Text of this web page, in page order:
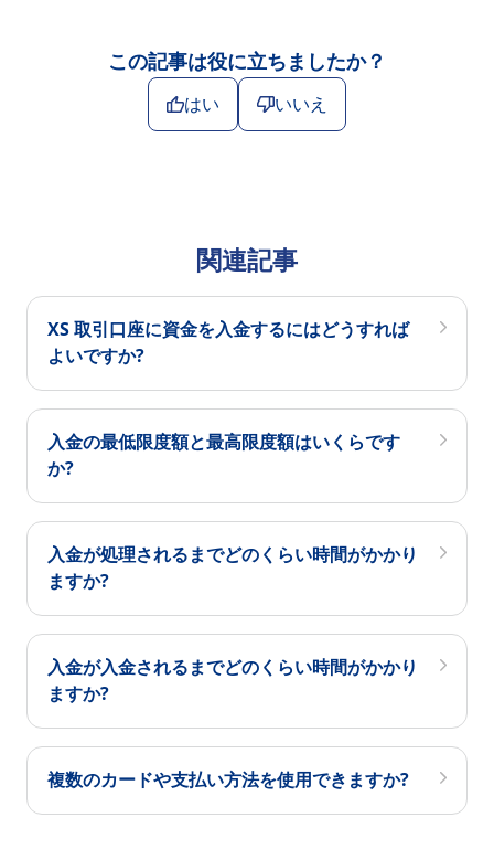
この記事は役に立ちましたか？
はい いいえ
関連記事
XS 取引口座に資金を入金するにはどうすれば
よいですか?
入金の最低限度額と最高限度額はいくらです
か?
入金が処理されるまでどのくらい時間がかかり
ますか?
入金が入金されるまでどのくらい時間がかかり
ますか?
複数のカードや支払い方法を使用できますか?